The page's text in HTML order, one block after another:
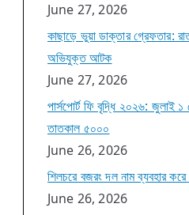
June 27, 2026
কাছাড়ে ভুয়া ডাক্তার গ্রেফতার:
অভিযুক্ত আটক
June 27, 2026
পার্সপোর্ট ফি বৃদ্ধি ২০২৬: জুলাই
তাতকাল ৫০০০
June 26, 2026
শিলচরে বজরং দল নাম ব্যবহার
June 26, 2026